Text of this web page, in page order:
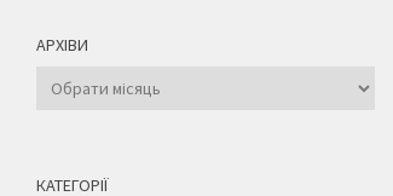
АРХІВИ
Архіви
КАТЕГОРІЇ